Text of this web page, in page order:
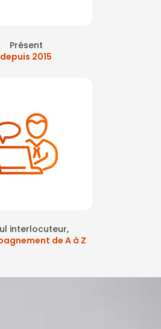
Présent
depuis 2015
interlocuteur,
de A à Z